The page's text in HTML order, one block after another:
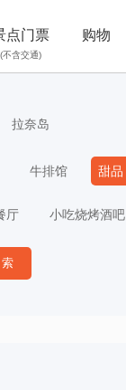
点门票
(不含交通)
购物
拉奈岛
牛排馆 甜品
厅 小吃烧烤酒吧